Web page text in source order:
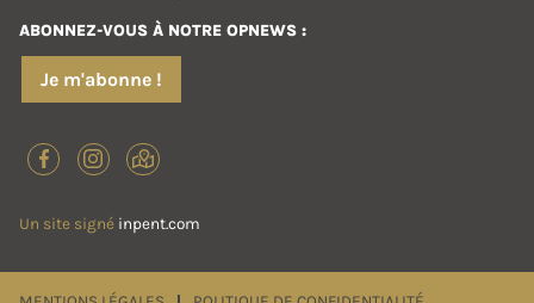
ABONNEZ-VOUS À NOTRE OPNEWS :
Je m'abonne !
Un site signé inpent.com